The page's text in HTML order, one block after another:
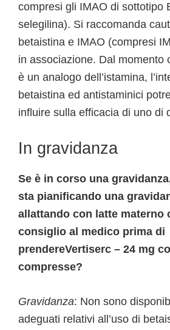
compresi gli IMAO di sottotipo
selegilina). Si raccomanda
betaistina e IMAO (compresi
in associazione. Dal momento
è un analogo dell’istamina,
betaistina ed antistaminici
influire sulla efficacia di uno di
In gravidanza
Se è in corso una
sta pianificando una
allattando con latte materno
consiglio al medico prima di
prendereVertiserc – 24 mg
compresse?
Gravidanza: Non sono
adeguati relativi all’uso di